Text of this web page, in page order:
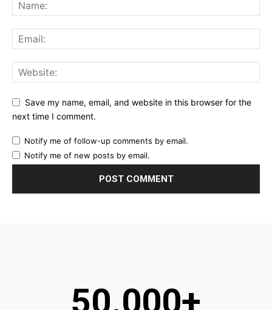
Save my name, email, and website in this browser for the
next time I comment.
Notify me of follow-up comments by email.
Notify me of new posts by email.
50.000+